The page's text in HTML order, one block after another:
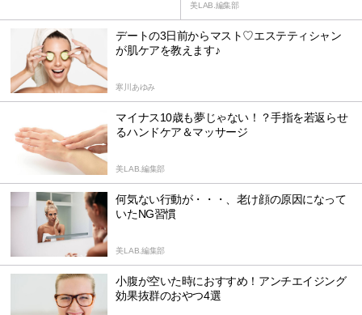
美LAB.編集部
デートの3日前からマスト♡エステティシャン
が肌ケアを教えます♪
寒川あゆみ
マイナス10歳も夢じゃない！？手指を若返らせ
るハンドケア＆マッサージ
美LAB.編集部
何気ない行動が・・・、老け顔の原因になって
いたNG習慣
美LAB.編集部
小腹が空いた時におすすめ！アンチエイジング
効果抜群のおやつ4選